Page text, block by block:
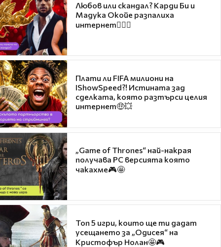
Любов или скандал? Карди Би и
Мадука Окойе разпалиха
интернет❤️‍🔥🔥
Плати ли FIFA милиони на
IShowSpeed?! Истината зад
сделката, която разтърси целия
интернет🤑💥
„Game of Thrones“ най-накрая
получава PC версията която
чакахме🎮🤩
Топ 5 игри, които ще ти дадат
усещането за „Одисея“ на
Кристофър Нолан🤩🎮